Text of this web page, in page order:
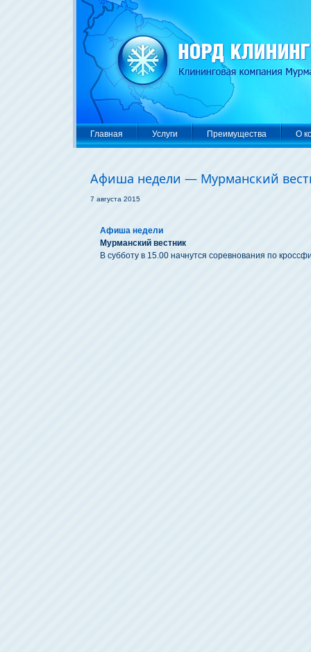
Главная Услуги Преимущества О
Афиша недели — Мурманский
7 августа 2015
Афиша недели
Мурманский вестник
В субботу в 15.00 начнутся соревнования по